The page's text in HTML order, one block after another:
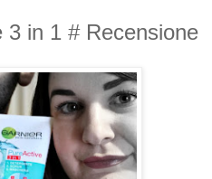
3 in 1 # Recensione